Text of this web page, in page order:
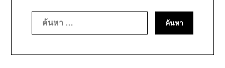
ค้นหา
สำหรับ: